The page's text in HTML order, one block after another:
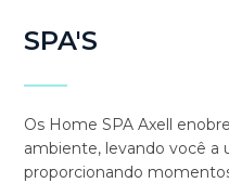
SPA'S
Os Home SPA Axell
ambiente, levando você a
proporcionando